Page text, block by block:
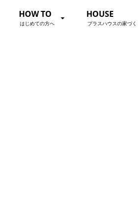
HOW TO
はじめての方へ
HOUSE
プラスハウスの家づ